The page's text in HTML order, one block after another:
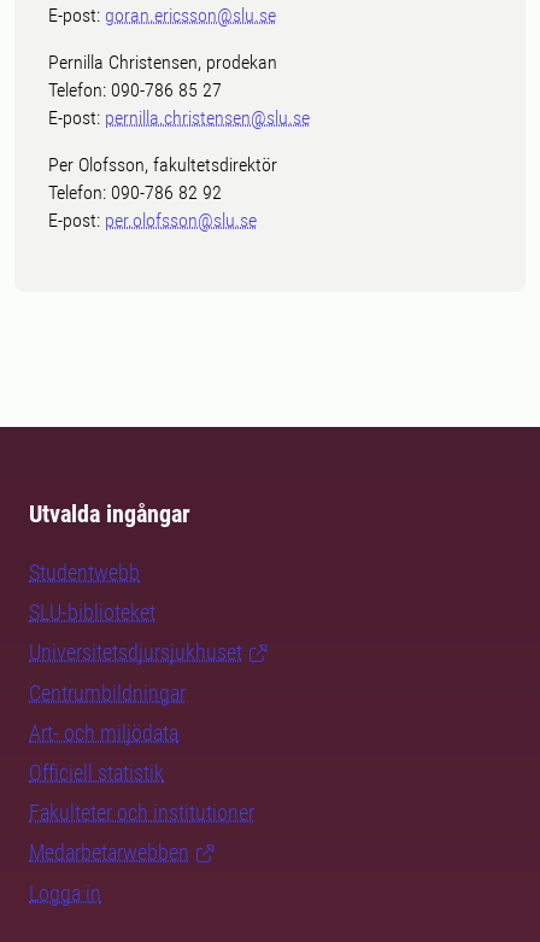
E-post: goran.ericsson@slu.se
Pernilla Christensen, prodekan
Telefon: 090-786 85 27
E-post: pernilla.christensen@slu.se
Per Olofsson, fakultetsdirektör
Telefon: 090-786 82 92
E-post: per.olofsson@slu.se
Utvalda ingångar
Studentwebb
SLU-biblioteket
Universitetsdjursjukhuset
Centrumbildningar
Art- och miljödata
Officiell statistik
Fakulteter och institutioner
Medarbetarwebben
Logga in